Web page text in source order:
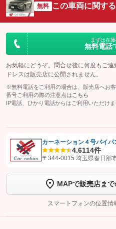
無料 この車両に関す
まずは在
無料電話
お気軽にどうぞ。問合せ後に何度もご
ドレスは販売店に公開されません。
※無料電話をご利用の場合は、販売店へお
番号ご利用の際の注意点は こちら
IP電話、ひかり電話からはご利用いただけま
【STEP1】
認証画面でグーネットを友
トーク画面で
ボタンをタ
完了してください。
こちら
カーネーション４号バイ
4.6114件
〒344-0015 埼玉県春日部
MAPで販売店ま
スマートフォンの位置